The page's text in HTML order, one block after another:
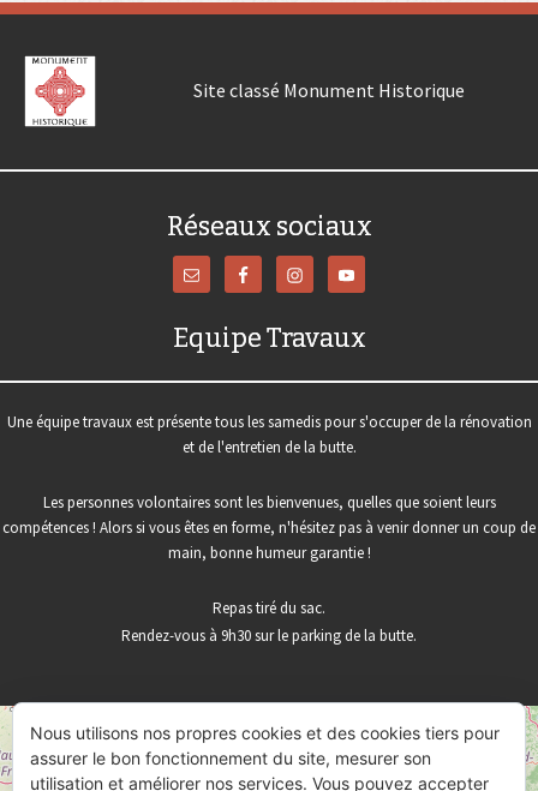
Site classé Monument Historique
Réseaux sociaux
Equipe Travaux
Une équipe travaux est présente tous les samedis pour s'occuper de la rénovation
et de l'entretien de la butte.
Les personnes volontaires sont les bienvenues, quelles que soient leurs
compétences ! Alors si vous êtes en forme, n'hésitez pas à venir donner un coup de
main, bonne humeur garantie !
Repas tiré du sac.
Rendez-vous à 9h30 sur le parking de la butte.
+
Nous utilisons nos propres cookies et des cookies tiers pour
assurer le bon fonctionnement du site, mesurer son
utilisation et améliorer nos services. Vous pouvez accepter